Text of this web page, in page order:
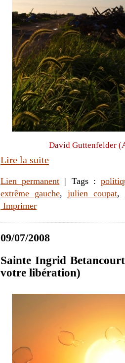
David Guttenfelder
Lire la suite
Lien permanent | Tags :
extrême gauche, julien coupat,
Imprimer
09/07/2008
Sainte Ingrid
votre libération)